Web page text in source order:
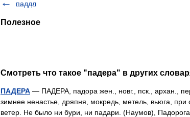
паддл
Полезное
Смотреть что такое "падера" в других
ПАДЕРА — ПАДЕРА, падора жен., новг., пск., архан.,
зимнее ненастье, дряпня, мокредь, метель, вьюга,
ветер. Не было ни бури, ни падари. (Наумов),